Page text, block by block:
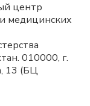
центр
медицинских
010000, г.
13 (БЦ